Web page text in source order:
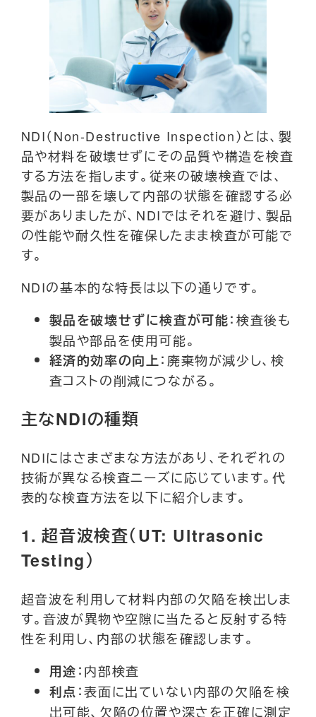
NDI（Non-Destructive Inspection）とは、製
品や材料を破壊せずにその品質や構造を検査
する方法を指します。従来の破壊検査では、
製品の一部を壊して内部の状態を確認する必
要がありましたが、NDIではそれを避け、製品
の性能や耐久性を確保したまま検査が可能で
す。
NDIの基本的な特長は以下の通りです。
製品を破壊せずに検査が可能：検査後も
製品や部品を使用可能。
経済的効率の向上：廃棄物が減少し、検
査コストの削減につながる。
主なNDIの種類
NDIにはさまざまな方法があり、それぞれの
技術が異なる検査ニーズに応じています。代
表的な検査方法を以下に紹介します。
1.超音波検査（UT: Ultrasonic
Testing）
超音波を利用して材料内部の欠陥を検出しま
す。音波が異物や空隙に当たると反射する特
性を利用し、内部の状態を確認します。
用途：内部検査
利点：表面に出ていない内部の欠陥を検
出可能、欠陥の位置や深さを正確に測定